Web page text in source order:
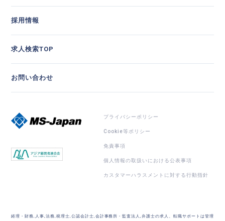
採用情報
求人検索TOP
お問い合わせ
プライバシーポリシー
Cookie等ポリシー
免責事項
個人情報の取扱いにおける公表事項
カスタマーハラスメントに対する行動指針
経理・財務,人事,法務,税理士,公認会計士,会計事務所・監査法人,弁護士の求人、転職サポートは管理